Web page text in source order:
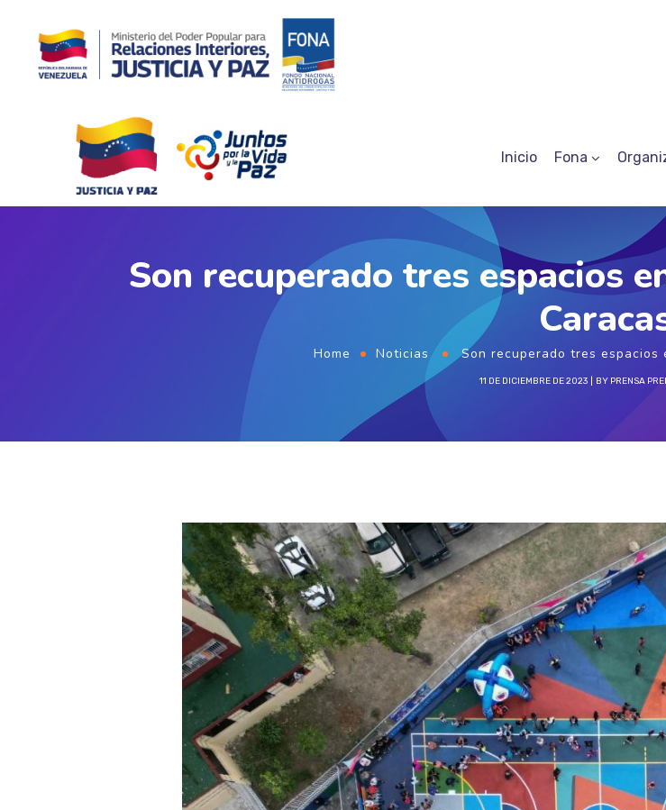
Inicio Fona
Son recuperado tres espacios
Home Noticias Son recuperado tres
11 DE DICIEMBRE DE 2023 BY PRENSA